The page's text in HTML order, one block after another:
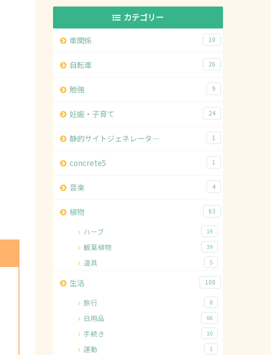
カテゴリー
車関係 10
自転車 26
勉強 9
妊娠・子育て 24
静的サイトジェネレータ― 1
concrete5 1
音楽 4
植物 63
ハーブ 19
観葉植物 39
道具 5
生活 108
旅行 8
日用品 66
手続き 10
運動 1